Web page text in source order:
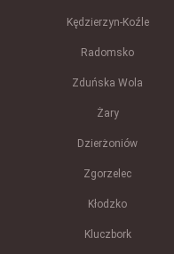
Kędzierzyn-Koźle
Radomsko
Zduńska Wola
Żary
Dzierżoniów
Zgorzelec
Kłodzko
Kluczbork